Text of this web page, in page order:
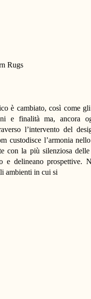
è cambiato, così come
e finalità ma, ancora
l’intervento del
custodisce l’armonia
con la più silenziosa
e delineano prospettive.
ambienti in cui si